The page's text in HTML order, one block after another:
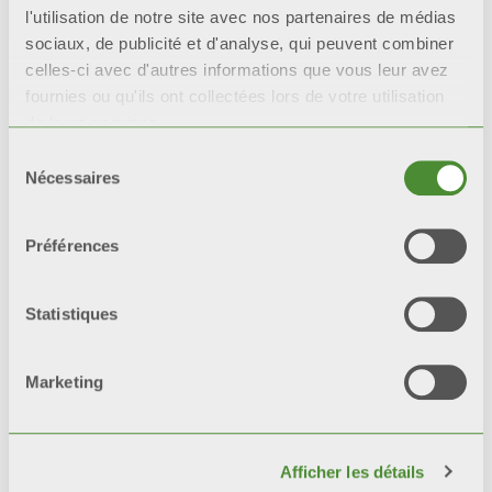
l'utilisation de notre site avec nos partenaires de médias
sociaux, de publicité et d'analyse, qui peuvent combiner
celles-ci avec d'autres informations que vous leur avez
fournies ou qu'ils ont collectées lors de votre utilisation
de leurs services.
Nécessaires
Préférences
Statistiques
Marketing
Afficher les détails
Description
Données techniques
sont couverts par une garantie de
10
contre tout vice de fabrication à
effectuée dans les règles de l’art
conformément aux normes en